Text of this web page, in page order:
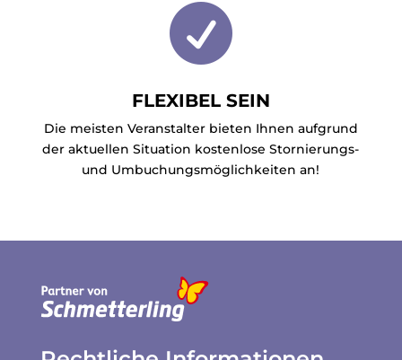

FLEXIBEL SEIN
Die meisten Veranstalter bieten Ihnen aufgrund
der aktuellen Situation kostenlose Stornierungs-
und Umbuchungsmöglichkeiten an!